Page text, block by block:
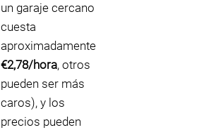
un garaje cercano
cuesta
aproximadamente
€2,78/hora, otros
pueden ser más
caros), y los
precios pueden